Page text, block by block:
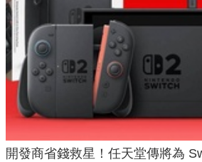
開發商省錢救星！任天堂傳將為